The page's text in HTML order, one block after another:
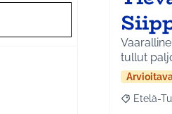
tullut
Rajaa
Etelä-